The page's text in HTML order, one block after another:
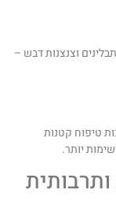
וצנצנות דבש –
טיפוח קטנות
יותר.